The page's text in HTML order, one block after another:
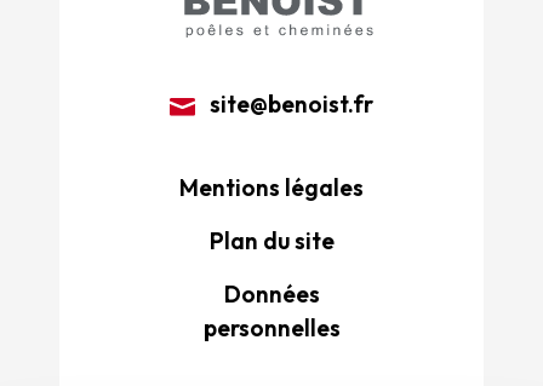
site@benoist.fr
Mentions légales
Plan du site
Données
personnelles